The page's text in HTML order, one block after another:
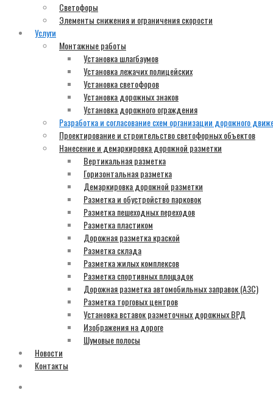
Светофоры
Элементы снижения и ограничения скорости
Услуги
Монтажные работы
Установка шлагбаумов
Установка лежачих полицейских
Установка светофоров
Установка дорожных знаков
Установка дорожного ограждения
Разработка и согласование схем организации дорожного
Проектирование и строительство светофорных объектов
Нанесение и демаркировка дорожной разметки
Вертикальная разметка
Горизонтальная разметка
Демаркировка дорожной разметки
Разметка и обустройство парковок
Разметка пешеходных переходов
Разметка пластиком
Дорожная разметка краской
Разметка склада
Разметка жилых комплексов
Разметка спортивных площадок
Дорожная разметка автомобильных заправок (АЗС)
Разметка торговых центров
Установка вставок разметочных дорожных ВРД
Изображения на дороге
Шумовые полосы
Новости
Контакты